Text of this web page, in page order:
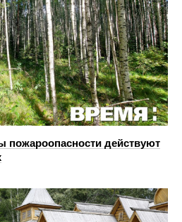
пожароопасности действуют